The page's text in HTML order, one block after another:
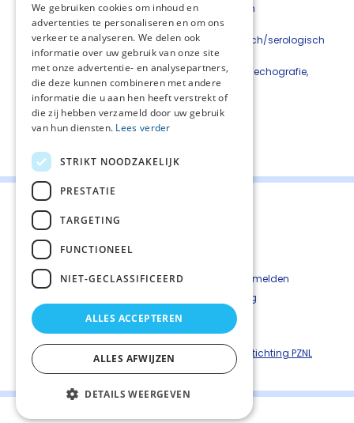
feochromocytoom: gericht bloed- en
urineonderzoek.
bij verdenking op infectie: microbiologisch/serologisch
onderzoek;
beeldvormend onderzoek, bijv. X-thorax, echografie,
CT-scan, MRI.
Deel deze pagina:
Contact
Kwetsbaarheid melden
Privacyverkaring
Disclaimer
Richtlijnen palliatieve zorg is een uitgave van © Stichting PZNL
We gebruiken cookies om inhoud en
advertenties te personaliseren en om ons
verkeer te analyseren. We delen ook
informatie over uw gebruik van onze site
met onze advertentie- en analysepartners,
die deze kunnen combineren met andere
informatie die u aan hen heeft verstrekt of
die zij hebben verzameld door uw gebruik
van hun diensten. Lees verder
STRIKT NOODZAKELIJK
PRESTATIE
TARGETING
FUNCTIONEEL
NIET-GECLASSIFICEERD
ALLES ACCEPTEREN
ALLES AFWIJZEN
DETAILS WEERGEVEN